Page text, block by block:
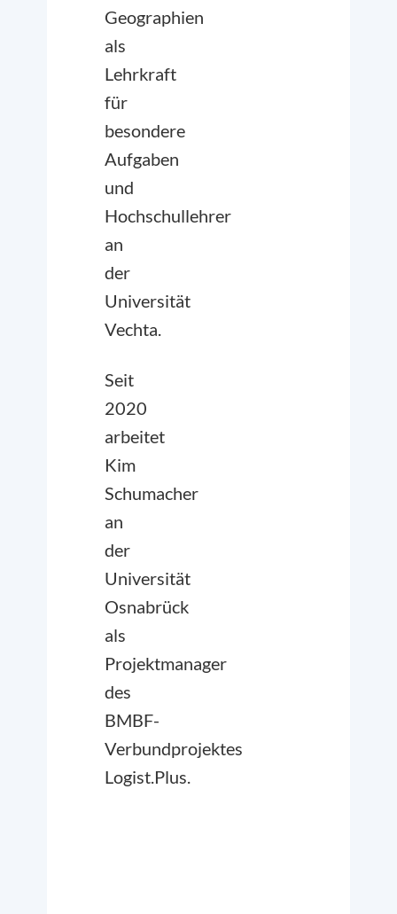
Geographien
als
Lehrkraft
für
besondere
Aufgaben
und
Hochschullehrer
an
der
Universität
Vechta.
Seit
2020
arbeitet
Kim
Schumacher
an
der
Universität
Osnabrück
als
Projektmanager
des
BMBF-
Verbundprojektes
Logist.Plus.